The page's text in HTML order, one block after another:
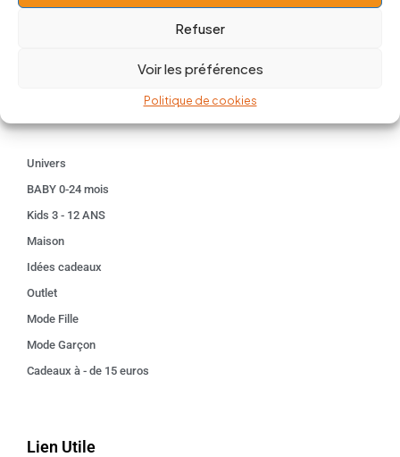
Refuser
Voir les préférences
Politique de cookies
Univers
BABY 0-24 mois
Kids 3 - 12 ANS
Maison
Idées cadeaux
Outlet
Mode Fille
Mode Garçon
Cadeaux à - de 15 euros
Lien Utile